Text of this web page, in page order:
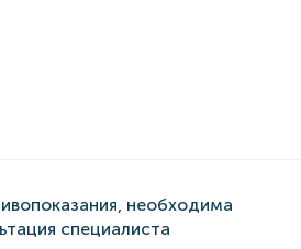
необходима
специалиста